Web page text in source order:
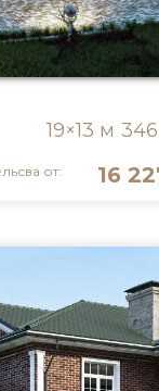
19×13 м
от: 16